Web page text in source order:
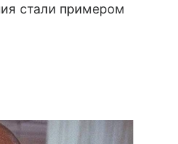
стали примером